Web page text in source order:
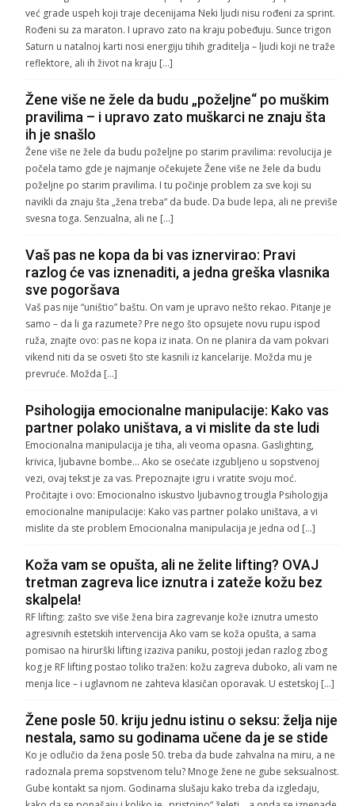
već grade uspeh koji traje decenijama Neki ljudi nisu rođeni za sprint.
Rođeni su za maraton. I upravo zato na kraju pobeđuju. Sunce trigon
Saturn u natalnoj karti nosi energiju tihih graditelja – ljudi koji ne traže
reflektore, ali ih život na kraju […]
Žene više ne žele da budu „poželjne“ po muškim
pravilima – i upravo zato muškarci ne znaju šta
ih je snašlo
Žene više ne žele da budu poželjne po starim pravilima: revolucija je
počela tamo gde je najmanje očekujete Žene više ne žele da budu
poželjne po starim pravilima. I tu počinje problem za sve koji su
navikli da znaju šta „žena treba“ da bude. Da bude lepa, ali ne previše
svesna toga. Senzualna, ali ne […]
Vaš pas ne kopa da bi vas iznervirao: Pravi
razlog će vas iznenaditi, a jedna greška vlasnika
sve pogoršava
Vaš pas nije “uništio” baštu. On vam je upravo nešto rekao. Pitanje je
samo – da li ga razumete? Pre nego što opsujete novu rupu ispod
ruža, znajte ovo: pas ne kopa iz inata. On ne planira da vam pokvari
vikend niti da se osveti što ste kasnili iz kancelarije. Možda mu je
prevruće. Možda […]
Psihologija emocionalne manipulacije: Kako vas
partner polako uništava, a vi mislite da ste ludi
Emocionalna manipulacija je tiha, ali veoma opasna. Gaslighting,
krivica, ljubavne bombe… Ako se osećate izgubljeno u sopstvenoj
vezi, ovaj tekst je za vas. Prepoznajte igru i vratite svoju moć.
Pročitajte i ovo: Emocionalno iskustvo ljubavnog trougla Psihologija
emocionalne manipulacije: Kako vas partner polako uništava, a vi
mislite da ste problem Emocionalna manipulacija je jedna od […]
Koža vam se opušta, ali ne želite lifting? OVAJ
tretman zagreva lice iznutra i zateže kožu bez
skalpela!
RF lifting: zašto sve više žena bira zagrevanje kože iznutra umesto
agresivnih estetskih intervencija Ako vam se koža opušta, a sama
pomisao na hirurški lifting izaziva paniku, postoji jedan razlog zbog
kog je RF lifting postao toliko tražen: kožu zagreva duboko, ali vam ne
menja lice – i uglavnom ne zahteva klasičan oporavak. U estetskoj […]
Žene posle 50. kriju jednu istinu o seksu: želja nije
nestala, samo su godinama učene da je se stide
Ko je odlučio da žena posle 50. treba da bude zahvalna na miru, a ne
radoznala prema sopstvenom telu? Mnoge žene ne gube seksualnost.
Gube kontakt sa njom. Godinama slušaju kako treba da izgledaju,